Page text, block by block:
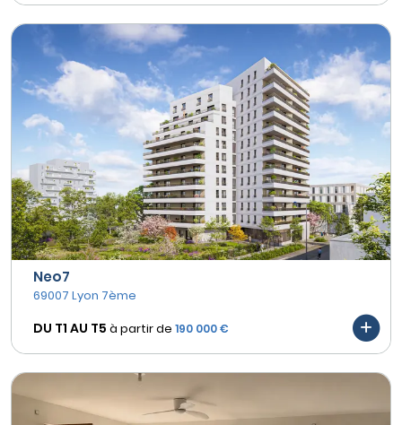
Neo7
69007 Lyon 7ème
DU T1 AU T5 à partir de 190 000 €